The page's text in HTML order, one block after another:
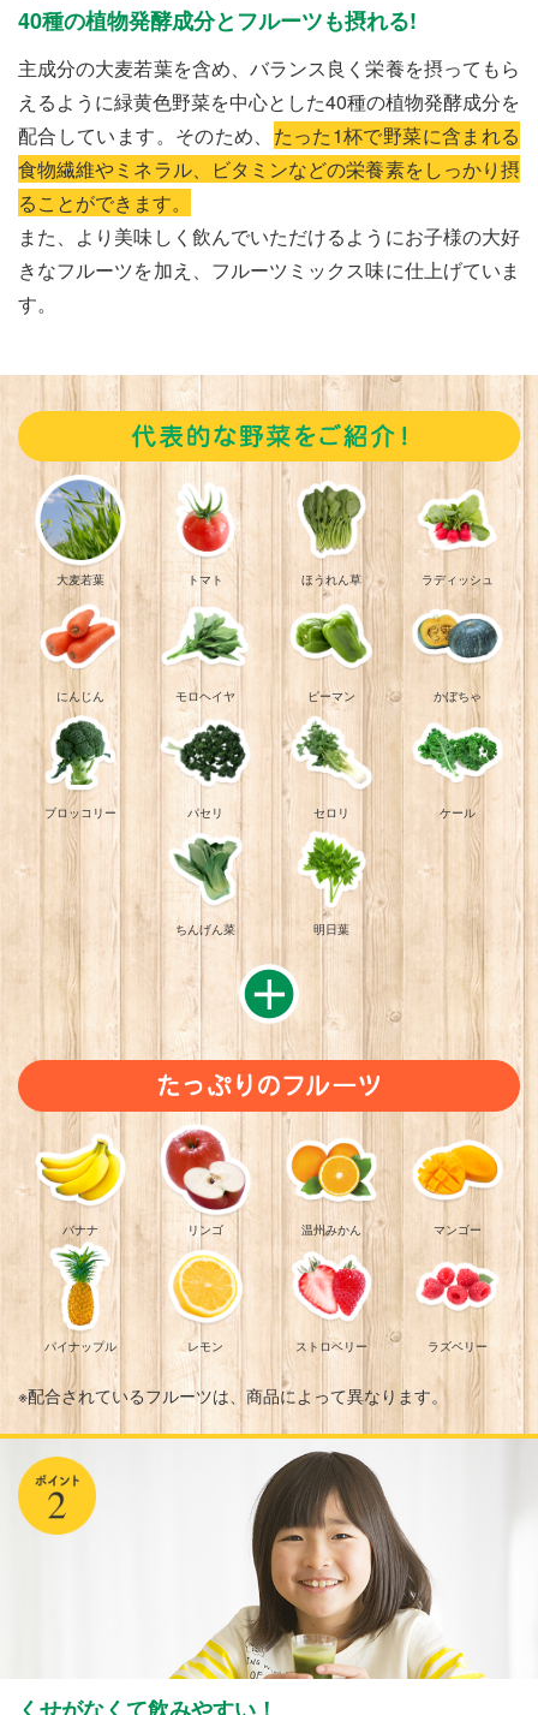
2017年12月15日
2017年11月29日
40種の植物発酵成分とフルーツも摂れる!
主成分の大麦若葉を含め、バランス良く栄養を摂ってもら
えるように緑黄色野菜を中心とした40種の植物発酵成分を
配合しています。そのため、 たった1杯で野菜に含まれる
食物繊維やミネラル、ビタミンなどの栄養素をしっかり摂
ることができます。
また、より美味しく飲んでいただけるようにお子様の大好
きなフルーツを加え、フルーツミックス味に仕上げていま
す。
大麦若葉 トマト ほうれん草 ラディッシュ
にんじん モロヘイヤ ピーマン かぼちゃ
ブロッコリー パセリ セロリ ケール
ちんげん菜 明日葉
バナナ リンゴ 温州みかん マンゴー
パイナップル レモン ストロベリー ラズベリー
※配合されているフルーツは、商品によって異なります。